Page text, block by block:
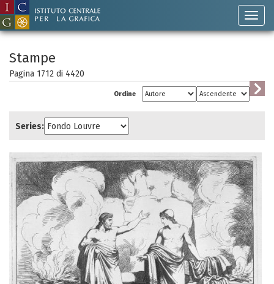
Stampe
Pagina 1712 di 4420
Ordine
Series: